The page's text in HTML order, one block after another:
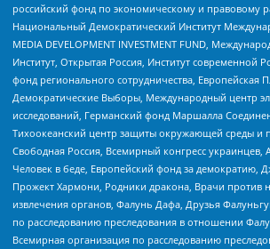
российский фонд по экономическому и правовому
Национальный Демократический Институт
MEDIA DEVELOPMENT INVESTMENT FUND,
Институт, Открытая Россия, Институт современной
фонд регионального сотрудничества, Европейская
Демократические Выборы, Международный центр
исследований, Германский фонд Маршалла
Тихоокеанский центр защиты окружающей среды и
Свободная Россия, Всемирный конгресс украинцев,
Человек в беде, Европейский фонд за демократию,
Прожект Хармони, Родники дракона, Врачи против
извлечения органов, Фалунь Дафа, Друзья
по расследованию преследования в отношении
Всемирная организация по расследованию